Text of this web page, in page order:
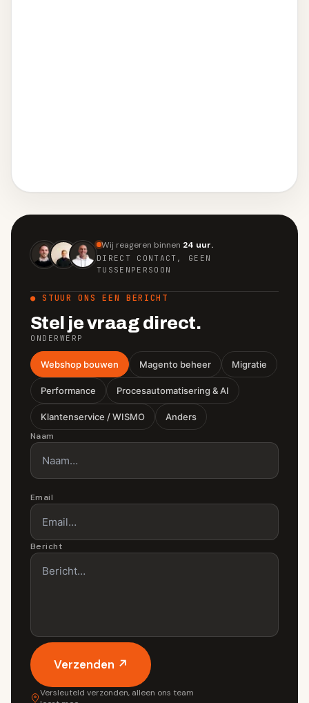
Wij reageren binnen 24 uur.
DIRECT CONTACT, GEEN
TUSSENPERSOON
● STUUR ONS EEN BERICHT
Stel je vraag direct.
ONDERWERP
Webshop bouwen Magento beheer Migratie
Performance Procesautomatisering & AI
Klantenservice / WISMO
Anders
Naam
Email
Bericht
Verzenden ↗
Versleuteld verzonden, alleen ons team